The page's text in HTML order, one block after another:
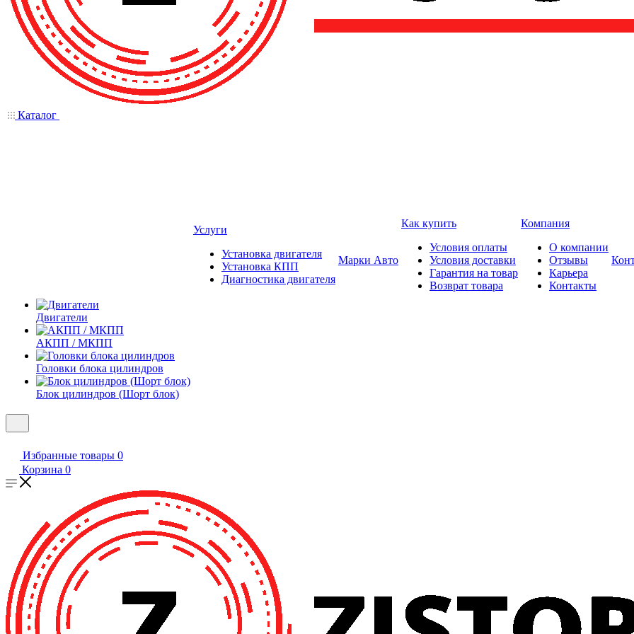
Каталог
Двигатели
АКПП / МКПП
Головки блока цилиндров
Блок цилиндров (Шорт блок)
Услуги
Установка двигателя
Установка КПП
Диагностика двигателя
Марки Авто
Как купить
Условия оплаты
Условия доставки
Гарантия на товар
Возврат товара
Компания
О компании
Отзывы
Карьера
Контакты
Избранные товары 0
Корзина 0